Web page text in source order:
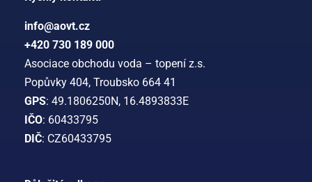
info@aovt.cz
+420 730 189 000
Asociace obchodu voda – topení z.s.
Popůvky 404, Troubsko 664 41
GPS: 49.1806250N, 16.4893833E
IČO: 60433795
DIČ: CZ60433795